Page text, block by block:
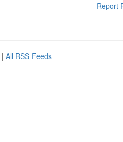
Report
| All RSS Feeds